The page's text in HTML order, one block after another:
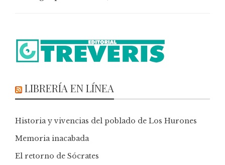
LIBRERÍA EN LÍNEA
Historia y vivencias del poblado de Los Hurones
Memoria inacabada
El retorno de Sócrates